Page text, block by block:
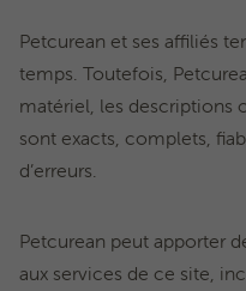
Petcurean et ses affiliés
temps. Toutefois,
matériel, les descriptions
sont exacts, complets,
d’erreurs.
Petcurean peut apporter
aux services de ce site,